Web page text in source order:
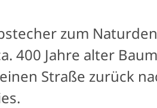
zum
400 Jahre alter
Straße zurück